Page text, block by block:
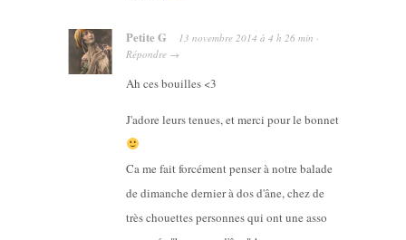
Petite G 13 novembre 2014 à 4 h 26 min ·
Répondre →
Ah ces bouilles <3
J'adore leurs tenues, et merci pour le bonnet
Ca me fait forcément penser à notre balade
de dimanche dernier à dos d'âne, chez de
très chouettes personnes qui ont une asso